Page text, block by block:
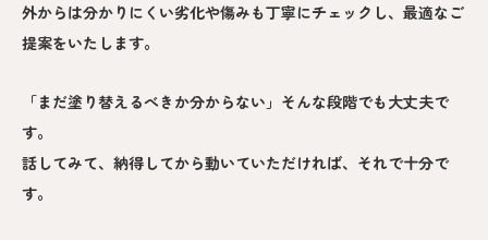
外からは分かりにくい劣化や傷みも丁寧にチェックし、最適なご
提案をいたします。
「まだ塗り替えるべきか分からない」そんな段階でも大丈夫で
す。
話してみて、納得してから動いていただければ、それで十分で
す。